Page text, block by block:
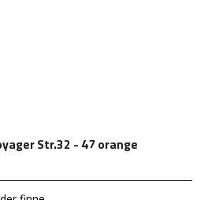
Str.32 - 47 orange